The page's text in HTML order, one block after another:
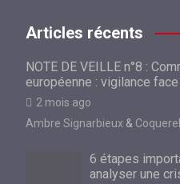
Articles récents
NOTE DE VEILLE n°8 :
européenne : vigilance face
2 mois ago
Ambre Signarbieux &
6 étapes
analyser une